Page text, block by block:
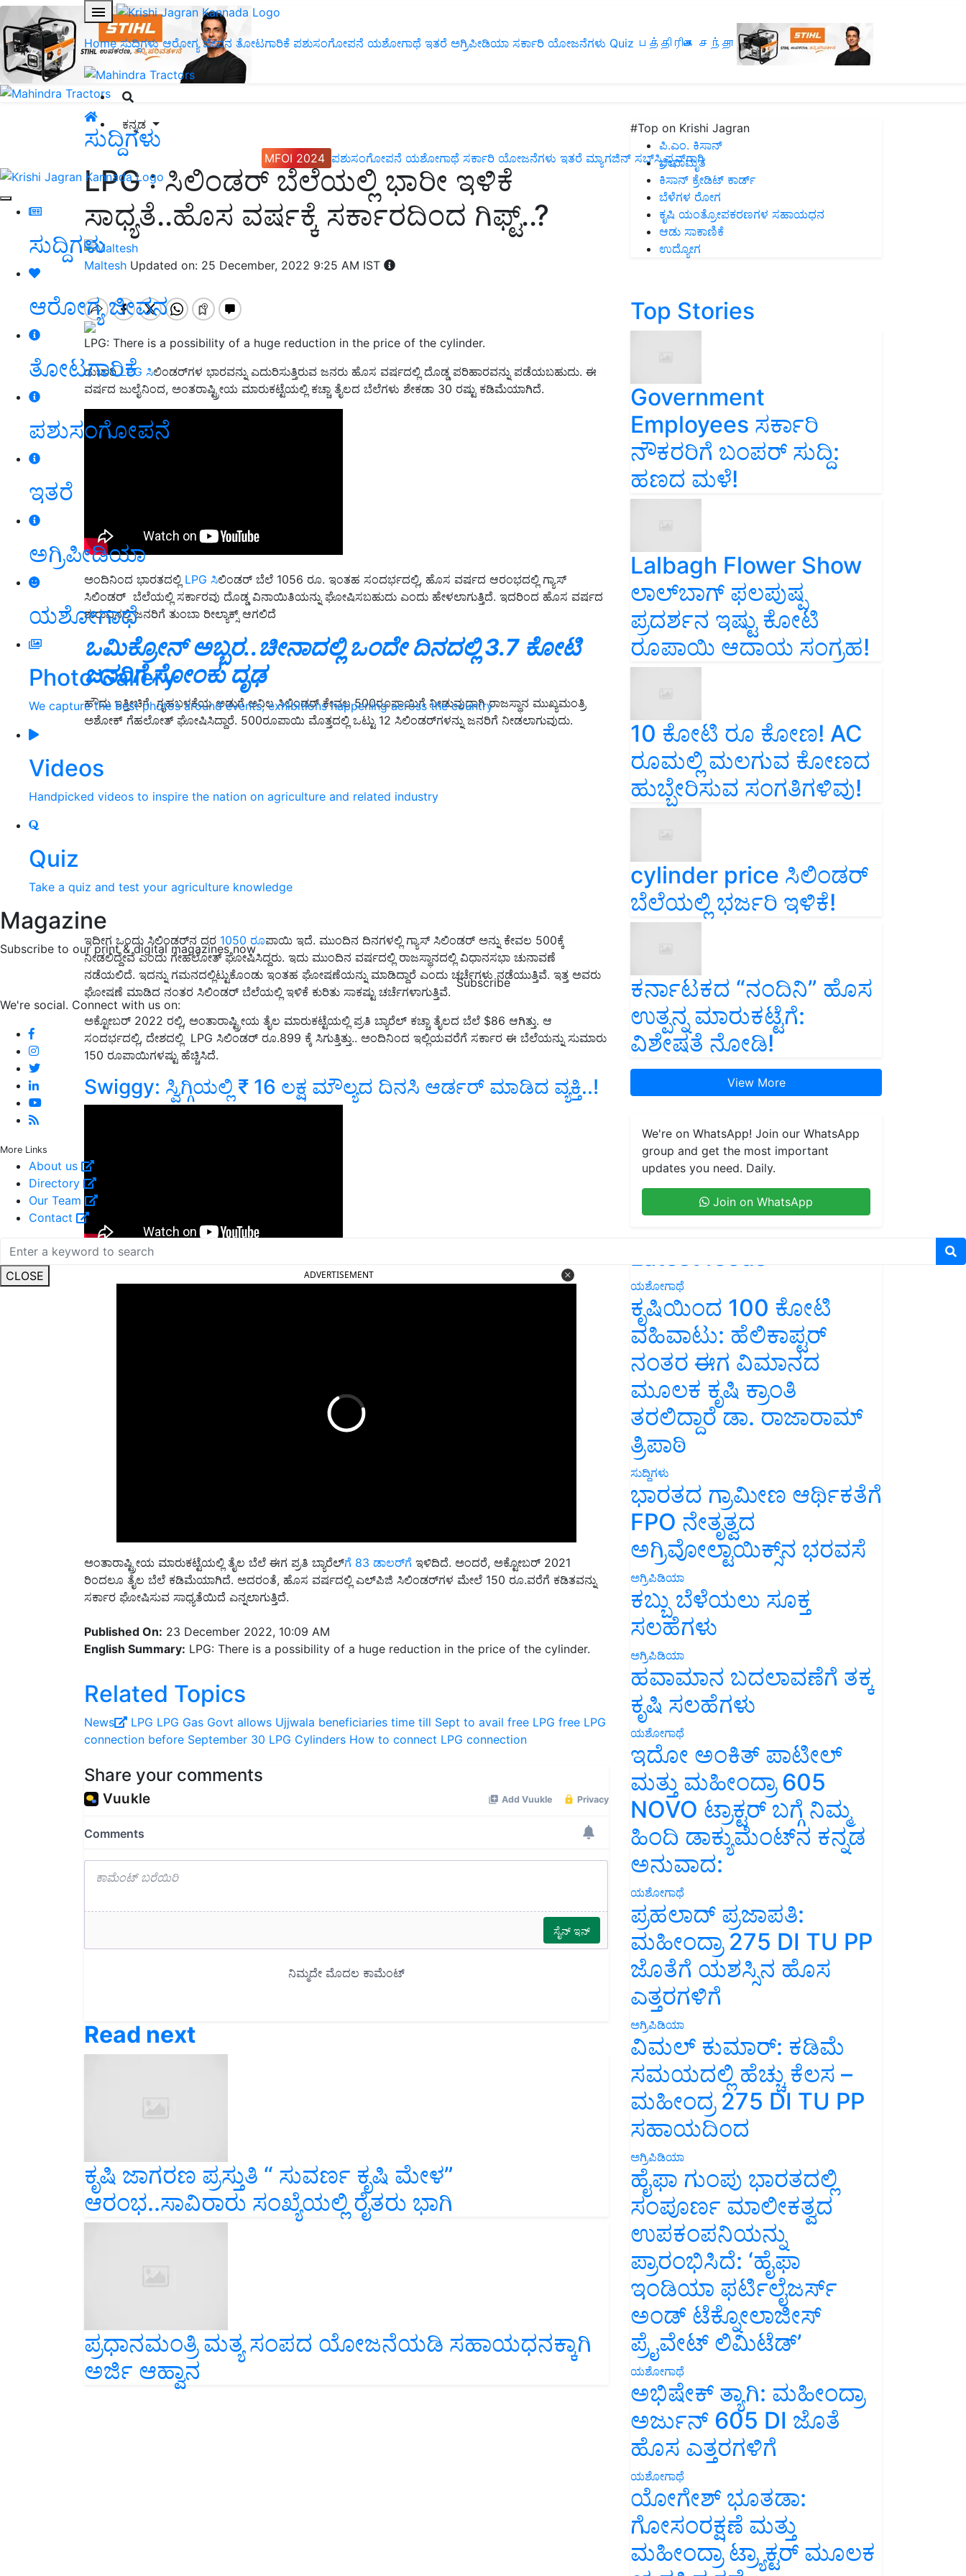
Home ಸುದ್ದಿಗಳು ಆರೋಗ್ಯ ಜೀವನ ತೋಟಗಾರಿಕೆ ಪಶುಸಂಗೋಪನೆ ಯಶೋಗಾಥೆ ಇತರೆ ಅಗ್ರಿಪೀಡಿಯಾ ಸರ್ಕಾರಿ ಯೋಜನೆಗಳು Quiz பத்திரிகை சந்தா
ಕನ್ನಡ
MFOI 2024 ಪಶುಸಂಗೋಪನೆ ಯಶೋಗಾಥೆ ಸರ್ಕಾರಿ ಯೋಜನೆಗಳು ಇತರೆ ಮ್ಯಾಗಜಿನ್‌ ಸಬ್‌ಸ್ಕ್ರಿಪ್ಷನ್‌ಗಾಗಿ
ಸುದ್ದಿಗಳು
ಆರೋಗ್ಯ ಜೀವನ
ತೋಟಗಾರಿಕೆ
ಪಶುಸಂಗೋಪನೆ
ಇತರೆ
ಅಗ್ರಿಪೀಡಿಯಾ
ಯಶೋಗಾಥೆ
Photo Gallery
We capture the best photos around events, exhibitions happening across the country
Videos
Handpicked videos to inspire the nation on agriculture and related industry
Quiz
Take a quiz and test your agriculture knowledge
Magazine
Subscribe to our print & digital magazines now
Subscribe
We're social. Connect with us on:
More Links
About us
Directory
Our Team
Contact
CLOSE
ಸುದ್ದಿಗಳು
LPG : ಸಿಲಿಂಡರ್‌ ಬೆಲೆಯಲ್ಲಿ ಭಾರೀ ಇಳಿಕೆ
ಸಾಧ್ಯತೆ..ಹೊಸ ವರ್ಷಕ್ಕೆ ಸರ್ಕಾರದಿಂದ ಗಿಫ್ಟ್‌..?
Maltesh Updated on: 25 December, 2022 9:25 AM IST
LPG: There is a possibility of a huge reduction in the price of the cylinder.
ದುಬಾರಿLPG ಸಿಲಿಂಡರ್‌ಗಳ ಭಾರವನ್ನು ಎದುರಿಸುತ್ತಿರುವ ಜನರು ಹೊಸ ವರ್ಷದಲ್ಲಿ ದೊಡ್ಡ ಪರಿಹಾರವನ್ನು ಪಡೆಯಬಹುದು. ಈ
ವರ್ಷದ ಜುಲೈನಿಂದ, ಅಂತರಾಷ್ಟ್ರೀಯ ಮಾರುಕಟ್ಟೆಯಲ್ಲಿ ಕಚ್ಚಾ ತೈಲದ ಬೆಲೆಗಳು ಶೇಕಡಾ 30 ರಷ್ಟು ಕಡಿಮೆಯಾಗಿದೆ.
ಅಂದಿನಿಂದ ಭಾರತದಲ್ಲಿ LPG ಸಿಲಿಂಡರ್ ಬೆಲೆ 1056 ರೂ. ಇಂತಹ ಸಂದರ್ಭದಲ್ಲಿ, ಹೊಸ ವರ್ಷದ ಆರಂಭದಲ್ಲಿ ಗ್ಯಾಸ್‌
ಸಿಲಿಂಡರ್‌ ಬೆಲೆಯಲ್ಲಿ ಸರ್ಕಾರವು ದೊಡ್ಡ ವಿನಾಯಿತಿಯನ್ನು ಘೋಷಿಸಬಹುದು ಎಂದು ಹೇಳಲಾಗುತ್ತಿದೆ. ಇದರಿಂದ ಹೊಸ ವರ್ಷದ
ಶುರುವಿನಲ್ಲಿ ಜನರಿಗೆ ತುಂಬಾ ರೀಲ್ಯಾಕ್ಸ್‌ ಆಗಲಿದೆ
ಒಮಿಕ್ರೋನ್ ಅಬ್ಬರ..ಚೀನಾದಲ್ಲಿ ಒಂದೇ ದಿನದಲ್ಲಿ 3.7 ಕೋಟಿ
ಜನರಿಗೆ ಸೋಂಕು ದೃಢ
ಹೌದು ಇತ್ತೀಚಿಗೆ ಗೃಹಬಳಕೆಯ ಅಡುಗೆ ಅನಿಲ ಸಿಲಿಂಡರ್‌ ಕೇವಲ 500ರೂಪಾಯಿಗೆ ನೀಡುವುದಾಗಿ ರಾಜಸ್ಥಾನ ಮುಖ್ಯಮಂತ್ರಿ
ಅಶೋಕ್ ಗೆಹಲೋತ್‌ ಘೋಷಿಸಿದ್ದಾರೆ. 500ರೂಪಾಯಿ ಮೊತ್ತದಲ್ಲಿ ಒಟ್ಟು 12 ಸಿಲಿಂಡರ್‌ಗಳನ್ನು ಜನರಿಗೆ ನೀಡಲಾಗುವುದು.
ಇದೀಗ ಒಂದು ಸಿಲಿಂಡರ್‌ನ ದರ 1050 ರೂಪಾಯಿ ಇದೆ. ಮುಂದಿನ ದಿನಗಳಲ್ಲಿ ಗ್ಯಾಸ್‌ ಸಿಲಿಂಡರ್ ಅನ್ನು ಕೇವಲ 500ಕ್ಕೆ
ನೀಡಲಿದ್ದೇವೆ ಎಂದು ಗೇಹಲೋತ್‌ ಘೋಷಿಸಿದ್ದರು. ಇದು ಮುಂದಿನ ವರ್ಷದಲ್ಲಿ ರಾಜಸ್ಥಾನದಲ್ಲಿ ವಿಧಾನಸಭಾ ಚುನಾವಣೆ
ನಡೆಯಲಿದೆ. ಇದನ್ನು ಗಮನದಲ್ಲಿಟ್ಟುಕೊಂಡು ಇಂತಹ ಘೋಷಣೆಯನ್ನು ಮಾಡಿದ್ದಾರೆ ಎಂದು ಚರ್ಚೆಗಳು ನಡೆಯುತ್ತಿವೆ. ಇತ್ತ ಅವರು
ಘೋಷಣೆ ಮಾಡಿದ ನಂತರ ಸಿಲಿಂಡರ್‌ ಬೆಲೆಯಲ್ಲಿ ಇಳಿಕೆ ಕುರಿತು ಸಾಕಷ್ಟು ಚರ್ಚೆಗಳಾಗುತ್ತಿವೆ.
ಅಕ್ಟೋಬರ್ 2022 ರಲ್ಲಿ, ಅಂತಾರಾಷ್ಟ್ರೀಯ ತೈಲ ಮಾರುಕಟ್ಟೆಯಲ್ಲಿ ಪ್ರತಿ ಬ್ಯಾರೆಲ್ ಕಚ್ಚಾ ತೈಲದ ಬೆಲೆ $86 ಆಗಿತ್ತು. ಆ
ಸಂದರ್ಭದಲ್ಲಿ, ದೇಶದಲ್ಲಿ LPG ಸಿಲಿಂಡರ್ ರೂ.899 ಕ್ಕೆ ಸಿಗುತ್ತಿತ್ತು.. ಅಂದಿನಿಂದ ಇಲ್ಲಿಯವರೆಗೆ ಸರ್ಕಾರ ಈ ಬೆಲೆಯನ್ನು ಸುಮಾರು
150 ರೂಪಾಯಿಗಳಷ್ಟು ಹೆಚ್ಚಿಸಿದೆ.
Swiggy: ಸ್ವಿಗ್ಗಿಯಲ್ಲಿ ₹ 16 ಲಕ್ಷ ಮೌಲ್ಯದ ದಿನಸಿ ಆರ್ಡರ್ ಮಾಡಿದ ವ್ಯಕ್ತಿ..!
ADVERTISEMENT
ಅಂತಾರಾಷ್ಟ್ರೀಯ ಮಾರುಕಟ್ಟೆಯಲ್ಲಿ ತೈಲ ಬೆಲೆ ಈಗ ಪ್ರತಿ ಬ್ಯಾರೆಲ್‌ಗೆ 83 ಡಾಲರ್‌ಗೆ ಇಳಿದಿದೆ. ಅಂದರೆ, ಅಕ್ಟೋಬರ್ 2021
ರಿಂದಲೂ ತೈಲ ಬೆಲೆ ಕಡಿಮೆಯಾಗಿದೆ. ಅದರಂತೆ, ಹೊಸ ವರ್ಷದಲ್ಲಿ ಎಲ್‌ಪಿಜಿ ಸಿಲಿಂಡರ್‌ಗಳ ಮೇಲೆ 150 ರೂ.ವರೆಗೆ ಕಡಿತವನ್ನು
ಸರ್ಕಾರ ಘೋಷಿಸುವ ಸಾಧ್ಯತೆಯಿದೆ ಎನ್ನಲಾಗುತ್ತಿದೆ.
Published On: 23 December 2022, 10:09 AM
English Summary: LPG: There is a possibility of a huge reduction in the price of the cylinder.
Related Topics
News LPG LPG Gas Govt allows Ujjwala beneficiaries time till Sept to avail free LPG free LPG
connection before September 30 LPG Cylinders How to connect LPG connection
Share your comments
Read next
ಕೃಷಿ ಜಾಗರಣ ಪ್ರಸ್ತುತಿ “ ಸುವರ್ಣ ಕೃಷಿ ಮೇಳ”
ಆರಂಭ..ಸಾವಿರಾರು ಸಂಖ್ಯೆಯಲ್ಲಿ ರೈತರು ಭಾಗಿ
ಪ್ರಧಾನಮಂತ್ರಿ ಮತ್ಯ ಸಂಪದ ಯೋಜನೆಯಡಿ ಸಹಾಯಧನಕ್ಕಾಗಿ
ಅರ್ಜಿ ಆಹ್ವಾನ
#Top on Krishi Jagran
ಪಿ.ಎಂ. ಕಿಸಾನ್
ಜೀವಾಮೃತ
ಕಿಸಾನ್ ಕ್ರೇಡಿಟ್ ಕಾರ್ಡ್
ಬೆಳೆಗಳ ರೋಗ
ಕೃಷಿ ಯಂತ್ರೋಪಕರಣಗಳ ಸಹಾಯಧನ
ಆಡು ಸಾಕಾಣಿಕೆ
ಉದ್ಯೋಗ
Top Stories
Government
Employees ಸರ್ಕಾರಿ
ನೌಕರರಿಗೆ ಬಂಪರ್‌ ಸುದ್ದಿ:
ಹಣದ ಮಳೆ!
Lalbagh Flower Show
ಲಾಲ್‌ಬಾಗ್ ಫಲಪುಷ್ಪ
ಪ್ರದರ್ಶನ ಇಷ್ಟು ಕೋಟಿ
ರೂಪಾಯಿ ಆದಾಯ ಸಂಗ್ರಹ!
10 ಕೋಟಿ ರೂ ಕೋಣ! AC
ರೂಮಲ್ಲಿ ಮಲಗುವ ಕೋಣದ
ಹುಬ್ಬೇರಿಸುವ ಸಂಗತಿಗಳಿವು!
cylinder price ಸಿಲಿಂಡರ್‌
ಬೆಲೆಯಲ್ಲಿ ಭರ್ಜರಿ ಇಳಿಕೆ!
ಕರ್ನಾಟಕದ “ನಂದಿನಿ” ಹೊಸ
ಉತ್ಪನ್ನ ಮಾರುಕಟ್ಟೆಗೆ:
ವಿಶೇಷತೆ ನೋಡಿ!
View More
We're on WhatsApp! Join our WhatsApp
group and get the most important
updates you need. Daily.
Join on WhatsApp
Latest feeds
ಯಶೋಗಾಥೆ
ಕೃಷಿಯಿಂದ 100 ಕೋಟಿ
ವಹಿವಾಟು: ಹೆಲಿಕಾಪ್ಟರ್
ನಂತರ ಈಗ ವಿಮಾನದ
ಮೂಲಕ ಕೃಷಿ ಕ್ರಾಂತಿ
ತರಲಿದ್ದಾರೆ ಡಾ. ರಾಜಾರಾಮ್
ತ್ರಿಪಾಠಿ
ಸುದ್ದಿಗಳು
ಭಾರತದ ಗ್ರಾಮೀಣ ಆರ್ಥಿಕತೆಗೆ
FPO ನೇತೃತ್ವದ
ಅಗ್ರಿವೋಲ್ಟಾಯಿಕ್ಸ್‌ನ ಭರವಸೆ
ಅಗ್ರಿಪಿಡಿಯಾ
ಕಬ್ಬು ಬೆಳೆಯಲು ಸೂಕ್ತ
ಸಲಹೆಗಳು
ಅಗ್ರಿಪಿಡಿಯಾ
ಹವಾಮಾನ ಬದಲಾವಣೆಗೆ ತಕ್ಕ
ಕೃಷಿ ಸಲಹೆಗಳು
ಯಶೋಗಾಥೆ
ಇದೋ ಅಂಕಿತ್ ಪಾಟೀಲ್
ಮತ್ತು ಮಹೀಂದ್ರಾ 605
NOVO ಟ್ರಾಕ್ಟರ್ ಬಗ್ಗೆ ನಿಮ್ಮ
ಹಿಂದಿ ಡಾಕ್ಯುಮೆಂಟ್‌ನ ಕನ್ನಡ
ಅನುವಾದ:
ಯಶೋಗಾಥೆ
ಪ್ರಹಲಾದ್ ಪ್ರಜಾಪತಿ:
ಮಹೀಂದ್ರಾ 275 DI TU PP
ಜೊತೆಗೆ ಯಶಸ್ಸಿನ ಹೊಸ
ಎತ್ತರಗಳಿಗೆ
ಅಗ್ರಿಪಿಡಿಯಾ
ವಿಮಲ್ ಕುಮಾರ್: ಕಡಿಮೆ
ಸಮಯದಲ್ಲಿ ಹೆಚ್ಚು ಕೆಲಸ –
ಮಹೀಂದ್ರ 275 DI TU PP
ಸಹಾಯದಿಂದ
ಅಗ್ರಿಪಿಡಿಯಾ
ಹೈಫಾ ಗುಂಪು ಭಾರತದಲ್ಲಿ
ಸಂಪೂರ್ಣ ಮಾಲೀಕತ್ವದ
ಉಪಕಂಪನಿಯನ್ನು
ಪ್ರಾರಂಭಿಸಿದೆ: ‘ಹೈಫಾ
ಇಂಡಿಯಾ ಫರ್ಟಿಲೈಜರ್ಸ್
ಅಂಡ್ ಟೆಕ್ನೋಲಾಜೀಸ್
ಪ್ರೈವೇಟ್ ಲಿಮಿಟೆಡ್’
ಯಶೋಗಾಥೆ
ಅಭಿಷೇಕ್ ತ್ಯಾಗಿ: ಮಹೀಂದ್ರಾ
ಅರ್ಜುನ್ 605 DI ಜೊತೆ
ಹೊಸ ಎತ್ತರಗಳಿಗೆ
ಯಶೋಗಾಥೆ
ಯೋಗೇಶ್ ಭೂತಡಾ:
ಗೋಸಂರಕ್ಷಣೆ ಮತ್ತು
ಮಹೀಂದ್ರಾ ಟ್ರ್ಯಾಕ್ಟರ್ ಮೂಲಕ